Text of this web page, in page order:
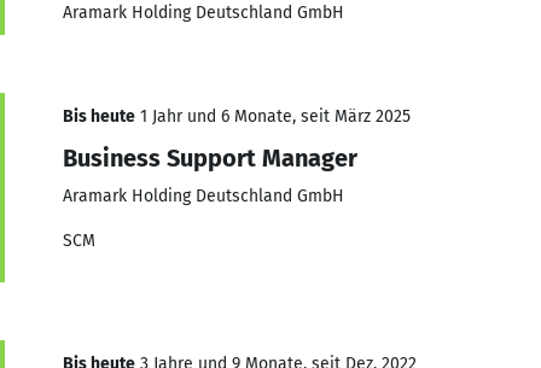
Aramark Holding Deutschland GmbH
Bis heute 1 Jahr und 6 Monate, seit März 2025
Business Support Manager
Aramark Holding Deutschland GmbH
SCM
Bis heute 3 Jahre und 9 Monate, seit Dez. 2022